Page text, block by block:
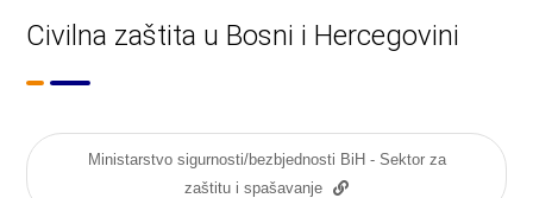
Civilna zaštita u Bosni i Hercegovini
Ministarstvo sigurnosti/bezbjednosti BiH - Sektor za
zaštitu i spašavanje